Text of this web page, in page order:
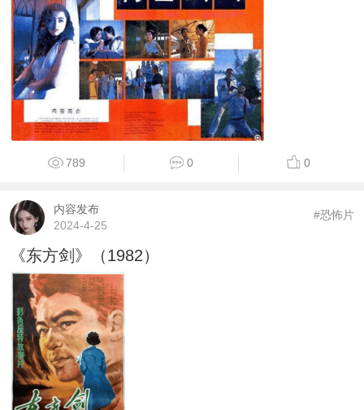
789 0 0
内容发布
2024-4-25
#恐怖片
《东方剑》（1982）